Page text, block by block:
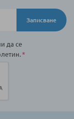
Записване
да се